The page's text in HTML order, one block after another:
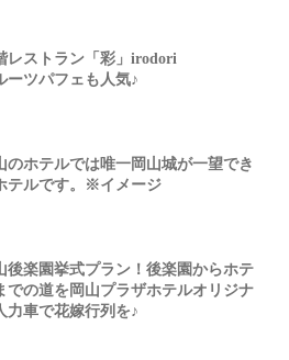
レストラン「彩」irodori
ーツパフェも人気♪
のホテルでは唯一岡山城が一望でき
テルです。※イメージ
後楽園挙式プラン！後楽園からホテ
での道を岡山プラザホテルオリジナ
力車で花嫁行列を♪